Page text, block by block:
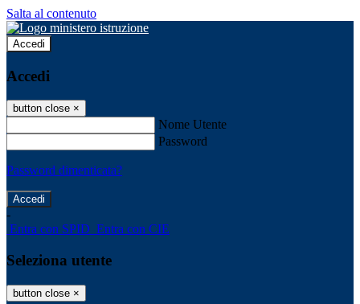
Salta al contenuto
Accedi
Accedi
button close ×
Nome Utente
Password
Password dimenticata?
-
Entra con SPID Entra con CIE
Seleziona utente
button close ×